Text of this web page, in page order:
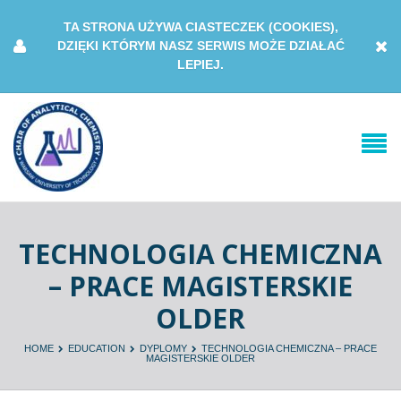
TA STRONA UŻYWA CIASTECZEK (COOKIES),
DZIĘKI KTÓRYM NASZ SERWIS MOŻE DZIAŁAĆ
LEPIEJ.
TECHNOLOGIA CHEMICZNA
– PRACE MAGISTERSKIE
OLDER
HOME EDUCATION DYPLOMY
TECHNOLOGIA CHEMICZNA – PRACE
MAGISTERSKIE OLDER